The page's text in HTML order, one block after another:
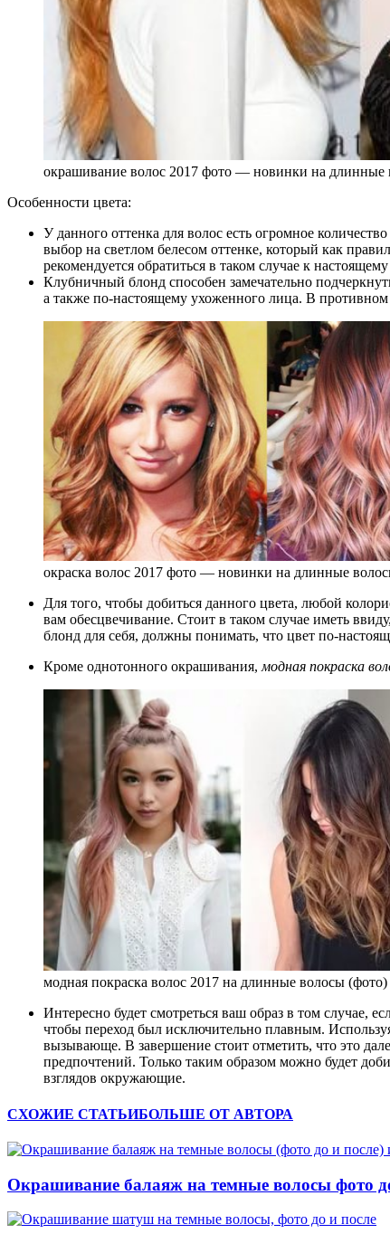
окрашивание волос 2017 фото — новинки на длинные
Особенности цвета:
У данного оттенка для волос есть огромное
выбор на светлом белесом оттенке, который как
рекомендуется обратиться в таком случае к
Клубничный блонд способен замечательно
а также по-настоящему ухоженного лица. В противном
окраска волос 2017 фото — новинки на длинные
Для того, чтобы добиться данного цвета, любой
вам обесцвечивание. Стоит в таком случае иметь
блонд для себя, должны понимать, что цвет по-
Кроме однотонного окрашивания,модная покраска
модная покраска волос 2017 на длинные волосы (фото)
Интересно будет смотреться ваш образ в том случае,
чтобы переход был исключительно плавным.
вызывающе. В завершение стоит отметить, что это
предпочтений. Только таким образом можно будет
взглядов окружающие.
СХОЖИЕ СТАТЬИБОЛЬШЕ ОТ АВТОРА
Окрашивание балаяж на темные волосы фото